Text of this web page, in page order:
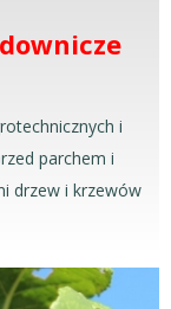
i
parchem i
drzew i krzewów